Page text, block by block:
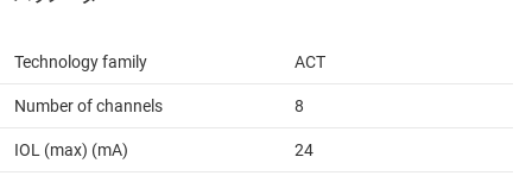
Technology family ACT
Number of channels 8
IOL (max) (mA) 24